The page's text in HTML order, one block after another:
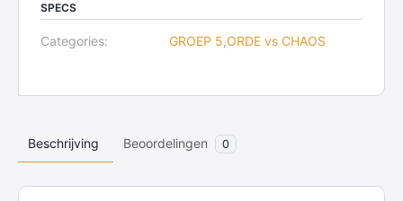
quantity
SPECS
Categories: GROEP 5,ORDE vs CHAOS
Beschrijving Beoordelingen 0